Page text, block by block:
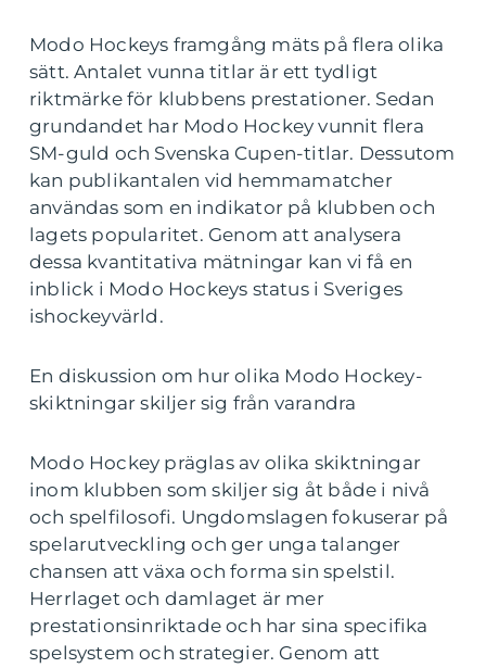
Modo Hockeys framgång mäts på flera olika
sätt. Antalet vunna titlar är ett tydligt
riktmärke för klubbens prestationer. Sedan
grundandet har Modo Hockey vunnit flera
SM-guld och Svenska Cupen-titlar. Dessutom
kan publikantalen vid hemmamatcher
användas som en indikator på klubben och
lagets popularitet. Genom att analysera
dessa kvantitativa mätningar kan vi få en
inblick i Modo Hockeys status i Sveriges
ishockeyvärld.
En diskussion om hur olika Modo Hockey-
skiktningar skiljer sig från varandra
Modo Hockey präglas av olika skiktningar
inom klubben som skiljer sig åt både i nivå
och spelfilosofi. Ungdomslagen fokuserar på
spelarutveckling och ger unga talanger
chansen att växa och forma sin spelstil.
Herrlaget och damlaget är mer
prestationsinriktade och har sina specifika
spelsystem och strategier. Genom att